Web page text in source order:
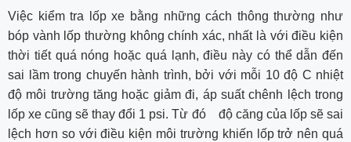
Việc kiểm tra lốp xe bằng những cách thông thường như
bóp vành lốp thường không chính xác, nhất là với điều kiện
thời tiết quá nóng hoặc quá lạnh, điều này có thể dẫn đến
sai lầm trong chuyến hành trình, bởi với mỗi 10 độ C nhiệt
độ môi trường tăng hoặc giảm đi, áp suất chênh lệch trong
lốp xe cũng sẽ thay đổi 1 psi. Từ đó độ căng của lốp sẽ sai
lệch hơn so với điều kiện môi trường khiến lốp trở nên quá